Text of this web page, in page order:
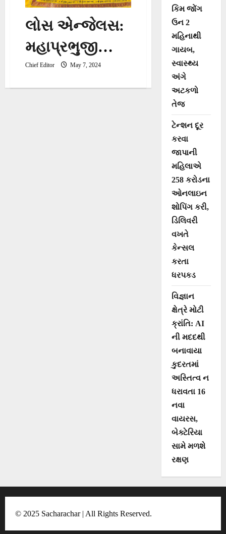
લોસ એન્જેલસ:
મહાપ્રભુજી
શ્રીવલ્લભાચાર્ય
જીના ૫૪૭મા
Chief Editor May 7, 2024
કિમ જોંગ
ઉન 2
મહિનાથી
ગાયબ,
સ્વાસ્થ્ય
અંગે
અટકળો
તેજ
ટેન્શન દૂર
કરવા
જાપાની
મહિલાએ
258 કરોડના
ઓનલાઇન
શોપિંગ કરી,
ડિલિવરી
વખતે
કેન્સલ
કરતા
ધરપકડ
વિજ્ઞાન
ક્ષેત્રે મોટી
ક્રાંતિ: AI
ની મદદથી
બનાવાયા
કુદરતમાં
અસ્તિત્વ ન
ધરાવતા 16
નવા
વાયરસ,
બેક્ટેરિયા
સામે મળશે
રક્ષણ
© 2025 Sacharachar | All Rights Reserved.